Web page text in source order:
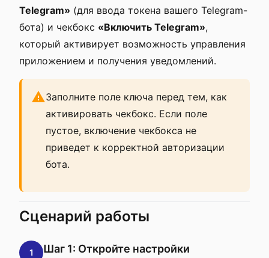
Telegram» (для ввода токена вашего Telegram-
бота) и чекбокс «Включить Telegram»,
который активирует возможность управления
приложением и получения уведомлений.
Заполните поле ключа перед тем, как
активировать чекбокс. Если поле
пустое, включение чекбокса не
приведет к корректной авторизации
бота.
Сценарий работы
1 Шаг 1: Откройте настройки